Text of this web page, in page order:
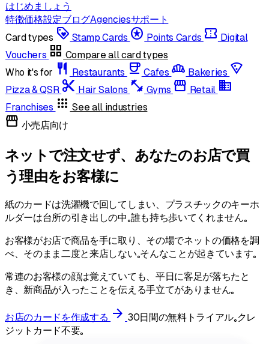
はじめましょう
特徴価格設定ブログAgenciesサポート
Card types loyalty Stamp Cards stars Points Cards confirmation_number Digital
Vouchers grid_view Compare all card types
Who it's for restaurant Restaurants coffee Cafes bakery_dining Bakeries local_pizza
Pizza & QSR content_cut Hair Salons fitness_center Gyms storefront Retail domain
Franchises apps See all industries
storefront 小売店向け
ネットで注文せず、あなたのお店で買
う理由をお客様に
紙のカードは洗濯機で回してしまい、プラスチックのキーホ
ルダーは台所の引き出しの中。誰も持ち歩いてくれません。
お客様がお店で商品を手に取り、その場でネットの価格を調
べ、そのまま二度と来店しない。そんなことが起きています。
常連のお客様の顔は覚えていても、平日に客足が落ちたと
き、新商品が入ったことを伝える手立てがありません。
お店のカードを作成する arrow_forward 30日間の無料トライアル。クレ
ジットカード不要。